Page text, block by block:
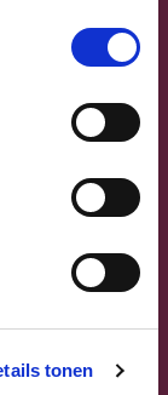
tonen
Next